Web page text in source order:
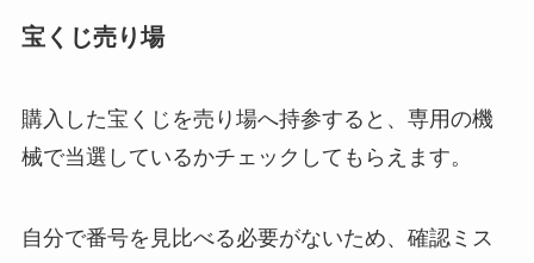
宝くじ売り場
購入した宝くじを売り場へ持参すると、専用の機
械で当選しているかチェックしてもらえます。
自分で番号を見比べる必要がないため、確認ミス